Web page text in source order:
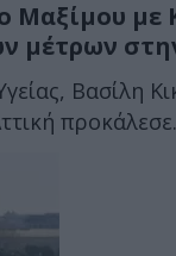
με
μέτρων
Βασίλη